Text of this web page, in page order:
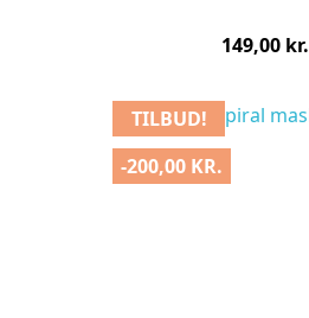
Pris
149,00 kr.
TILBUD!
-200,00 KR.